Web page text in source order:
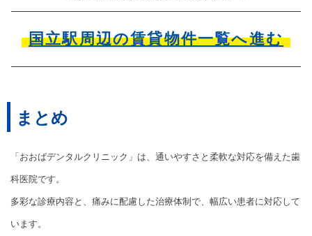
国立駅周辺の賃貸物件一覧へ進む
まとめ
「おおばデンタルクリニック」は、通いやすさと柔軟な対応を備えた歯
科医院です。
多彩な診療内容と、痛みに配慮した治療体制で、幅広い患者に対応して
います。